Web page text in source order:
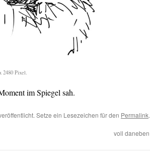
Pixel.
im Spiegel sah.
Setze ein Lesezeichen für den Permalink.
voll daneben